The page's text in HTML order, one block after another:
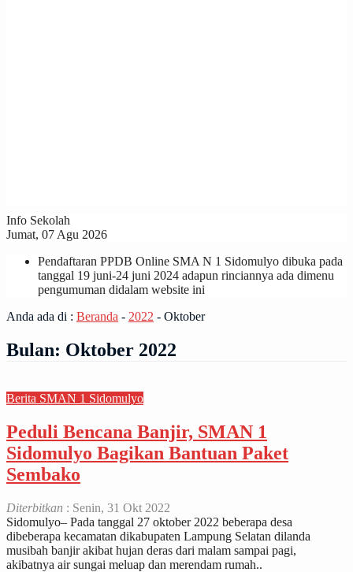
Info Sekolah
Jumat, 07 Agu 2026
Pendaftaran PPDB Online SMA N 1 Sidomulyo dibuka pada
tanggal 19 juni-24 juni 2024 adapun rinciannya ada dimenu
pengumuman didalam website ini
Anda ada di : Beranda - 2022 - Oktober
Bulan: Oktober 2022
Berita SMAN 1 Sidomulyo
Peduli Bencana Banjir, SMAN 1
Sidomulyo Bagikan Bantuan Paket
Sembako
Diterbitkan : Senin, 31 Okt 2022
Sidomulyo– Pada tanggal 27 oktober 2022 beberapa desa
dibeberapa kecamatan dikabupaten Lampung Selatan dilanda
musibah banjir akibat hujan deras dari malam sampai pagi,
akibatnya air sungai meluap dan merendam rumah..